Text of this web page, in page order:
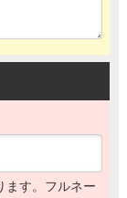
ます。フルネー